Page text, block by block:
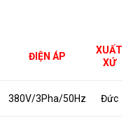
ĐIỆN ÁP
XUẤT
XỨ
380V/3Pha/50Hz Đức